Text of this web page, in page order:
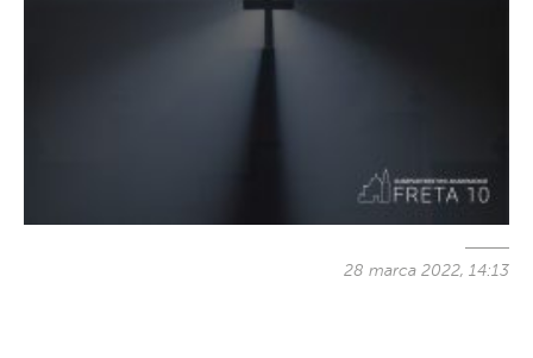
28 marca 2022, 14:13